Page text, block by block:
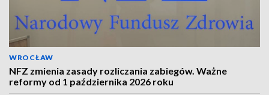
WROCŁAW
NFZ zmienia zasady rozliczania zabiegów. Ważne
reformy od 1 października 2026 roku